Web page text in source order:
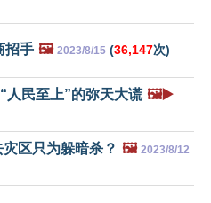
招手 🖼️ 2023/8/15 (36,147次)
人民至上”的弥天大谎 🖼️▶️
区只为躲暗杀？ 🖼️ 2023/8/12